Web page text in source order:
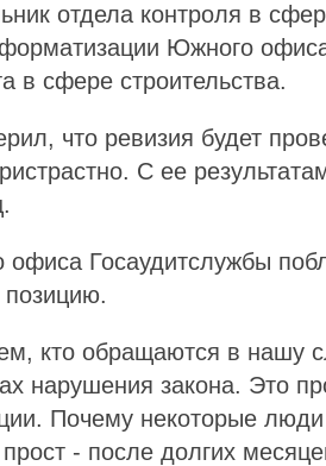
отдела контроля в
Южного
в сфере строительства.
что ревизия будет
С ее
Гос­аудитслужбы
позицию.
кто обращаются в нашу
нарушения закона. Это
Почему некоторые
- после долгих